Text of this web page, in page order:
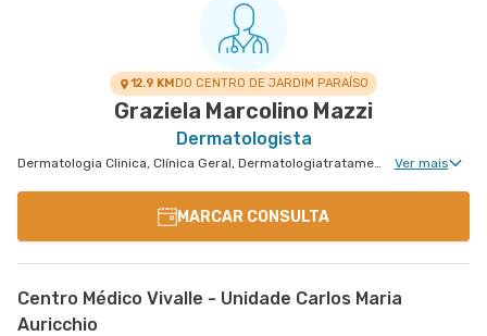
12.9 KMDO CENTRO DE JARDIM PARAÍSO
Graziela Marcolino Mazzi
Dermatologista
Dermatologia Clinica, Clínica Geral, Dermatologiatratamento de Urticária Crônica, Dermatologia de Tratamento de Hidradenite, Dermatologia Tratamento de Dermatite Atópica, Dermatologia de Tratamento de Psoríase, Dermatologia Tricologia Ver mais
MARCAR CONSULTA
Centro Médico Vivalle - Unidade Carlos Maria
Auricchio